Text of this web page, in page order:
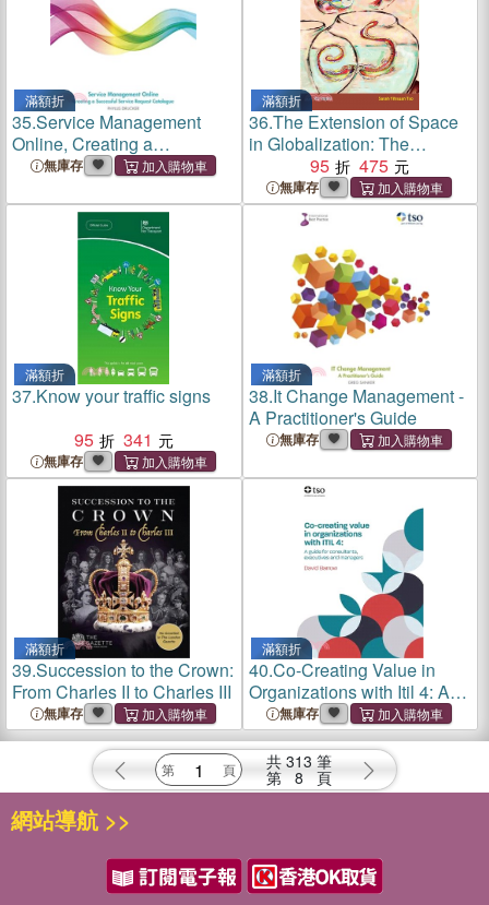
滿額折
35.Service Management
Online, Creating a
Successful Service Request
無庫存
滿額折
36.The Extension of Space
in Globalization: The
Globally Extended Space
and Human Rights in
Theories and Modern and
Contemporary Taiwanese
and American Poetry
95 475
無庫存
滿額折
37.Know your traffic signs
95
341
無庫存
滿額折
38.It Change Management -
A Practitioner's Guide
無庫存
滿額折
39.Succession to the Crown:
From Charles II to Charles III
無庫存
滿額折
40.Co-Creating Value in
Organizations with Itil 4: A
Guide for Consultants,
Executives and Managers
無庫存
共 313 筆
第 8 頁
網站導航 >>